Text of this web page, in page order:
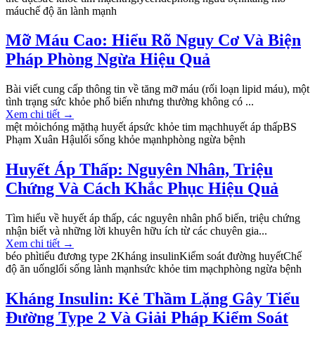
máuchế độ ăn lành mạnh
Mỡ Máu Cao: Hiểu Rõ Nguy Cơ Và Biện
Pháp Phòng Ngừa Hiệu Quả
Bài viết cung cấp thông tin về tăng mỡ máu (rối loạn lipid máu), một
tình trạng sức khỏe phổ biến nhưng thường không có ...
Xem chi tiết →
mệt mỏichóng mặthạ huyết ápsức khỏe tim mạchhuyết áp thấpBS
Phạm Xuân Hậulối sống khỏe mạnhphòng ngừa bệnh
Huyết Áp Thấp: Nguyên Nhân, Triệu
Chứng Và Cách Khắc Phục Hiệu Quả
Tìm hiểu về huyết áp thấp, các nguyên nhân phổ biến, triệu chứng
nhận biết và những lời khuyên hữu ích từ các chuyên gia...
Xem chi tiết →
béo phìtiểu đương type 2Kháng insulinKiểm soát đường huyếtChế
độ ăn uốnglối sống lành mạnhsức khỏe tim mạchphòng ngừa bệnh
Kháng Insulin: Kẻ Thầm Lặng Gây Tiểu
Đường Type 2 Và Giải Pháp Kiểm Soát